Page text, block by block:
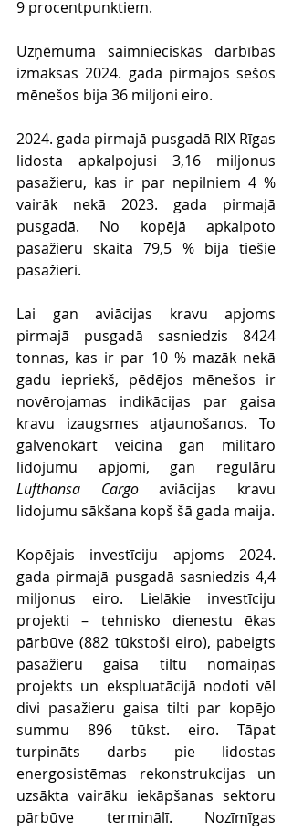
9 procentpunktiem.
Uzņēmuma saimnieciskās darbības
izmaksas 2024. gada pirmajos sešos
mēnešos bija 36 miljoni eiro.
2024. gada pirmajā pusgadā RIX Rīgas
lidosta apkalpojusi 3,16 miljonus
pasažieru, kas ir par nepilniem 4 %
vairāk nekā 2023. gada pirmajā
pusgadā. No kopējā apkalpoto
pasažieru skaita 79,5 % bija tiešie
pasažieri.
Lai gan aviācijas kravu apjoms
pirmajā pusgadā sasniedzis 8424
tonnas, kas ir par 10 % mazāk nekā
gadu iepriekš, pēdējos mēnešos ir
novērojamas indikācijas par gaisa
kravu izaugsmes atjaunošanos. To
galvenokārt veicina gan militāro
Lufthansa Cargo aviācijas kravu
lidojumu sākšana kopš šā gada maija.
Kopējais investīciju apjoms 2024.
gada pirmajā pusgadā sasniedzis 4,4
miljonus eiro. Lielākie investīciju
projekti – tehnisko dienestu ēkas
pārbūve (882 tūkstoši eiro), pabeigts
pasažieru gaisa tiltu nomaiņas
projekts un ekspluatācijā nodoti vēl
divi pasažieru gaisa tilti par kopējo
summu 896 tūkst. eiro. Tāpat
turpināts darbs pie lidostas
energosistēmas rekonstrukcijas un
uzsākta vairāku iekāpšanas sektoru
pārbūve terminālī. Nozīmīgas